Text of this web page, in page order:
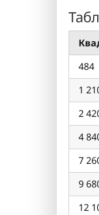
484
1
2
4
7
9
12